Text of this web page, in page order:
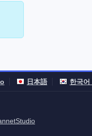
日本語 한국어